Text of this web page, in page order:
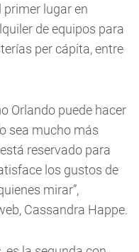
primer lugar en
de equipos para
per cápita, entre
Orlando puede hacer
sea mucho más
reservado para
los gustos de
mirar”,
Cassandra Happe.